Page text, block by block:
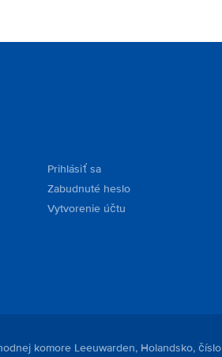
Prihlásiť sa
Zabudnuté heslo
Vytvorenie účtu
komore Leeuwarden, Holandsko, číslo